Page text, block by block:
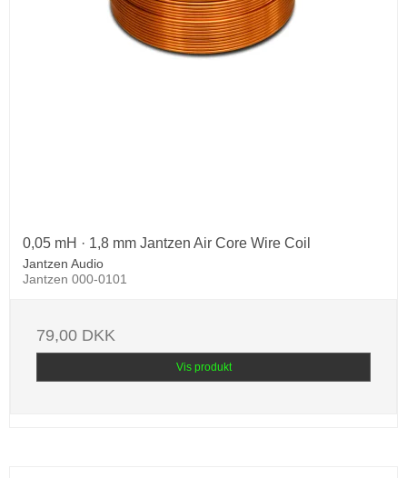
0,05 mH · 1,8 mm Jantzen Air Core Wire Coil
Jantzen Audio
Jantzen 000-0101
79,00 DKK
Vis produkt